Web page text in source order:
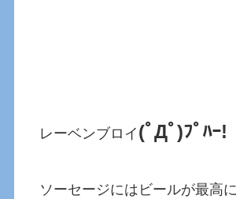
レーベンブロイ (ﾟДﾟ)ﾌﾟﾊｰ!
ソーセージにはビールが最高